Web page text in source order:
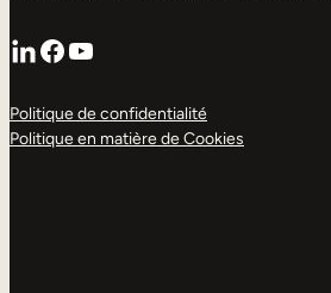
LinkedIn
Facebook
YouTube
Politique de confidentialité
Politique en matière de Cookies